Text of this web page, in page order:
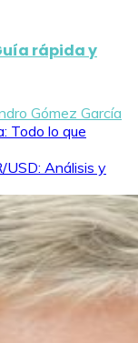
rápida y
Gómez García
Todo lo que
USD: Análisis y